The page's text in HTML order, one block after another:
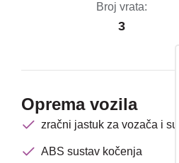
Broj vrata:
3
Oprema vozila
zračni jastuk za vozača i
ABS sustav kočenja